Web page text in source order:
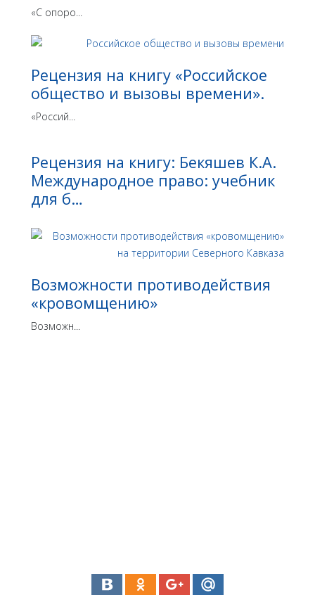
«С опоро...
Рецензия на книгу «Российское
общество и вызовы времени».
«Россий...
Рецензия на книгу: Бекяшев К.А.
Международное право: учебник
для б…
Возможности противодействия
«кровомщению»
Возможн...